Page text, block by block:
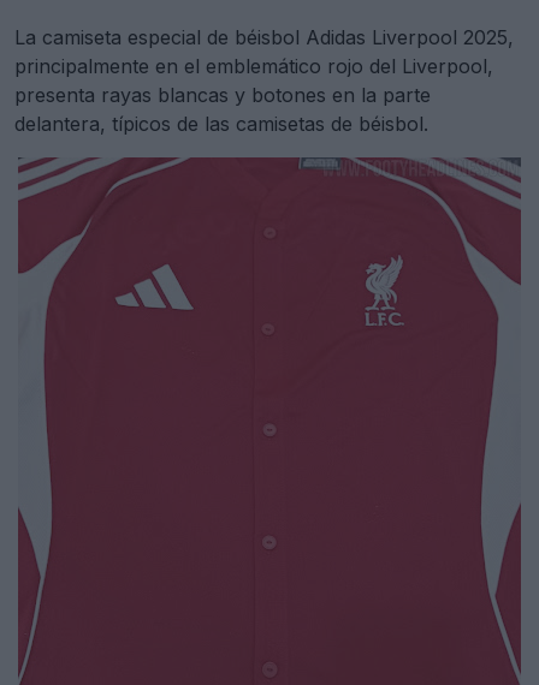
La camiseta especial de béisbol Adidas Liverpool 2025,
principalmente en el emblemático rojo del Liverpool,
presenta rayas blancas y botones en la parte
delantera, típicos de las camisetas de béisbol.